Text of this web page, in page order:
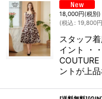
18,000円(税別)
(税込 : 19,800円
スタッフ
イント ・
ントが上